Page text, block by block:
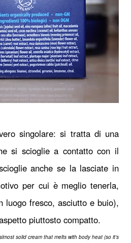
singolare: si tratta di una
si scioglie a contatto con il
anche se la lasciate in
per cui è meglio tenerla,
luogo fresco, asciutto e buio),
piuttosto compatto.
solid cream that melts with body heat (so it's